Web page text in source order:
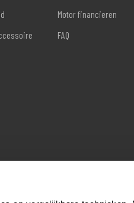
Motor financieren
FAQ